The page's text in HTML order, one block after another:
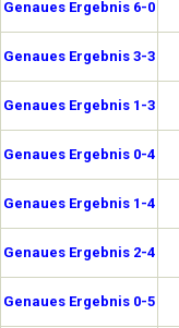
Genaues Ergebnis 6-0
Genaues Ergebnis 3-3
Genaues Ergebnis 1-3
Genaues Ergebnis 0-4
Genaues Ergebnis 1-4
Genaues Ergebnis 2-4
Genaues Ergebnis 0-5